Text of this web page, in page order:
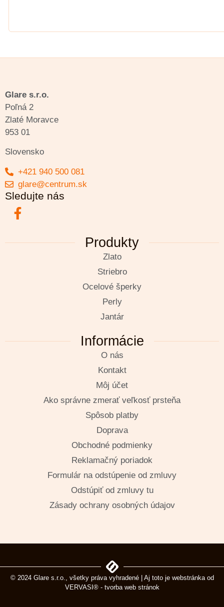
Glare s.r.o.
Poľná 2
Zlaté Moravce
953 01
Slovensko
+421 940 500 081
glare@centrum.sk
Sledujte nás
Produkty
Zlato
Striebro
Ocelové šperky
Perly
Jantár
Informácie
O nás
Kontakt
Môj účet
Ako správne zmerať veľkosť prsteňa
Spôsob platby
Doprava
Obchodné podmienky
Reklamačný poriadok
Formulár na odstúpenie od zmluvy
Odstúpiť od zmluvy tu
Zásady ochrany osobných údajov
© 2024 Glare s.r.o., všetky práva vyhradené | Aj toto je webstránka od
VERVASI® - tvorba web stránok